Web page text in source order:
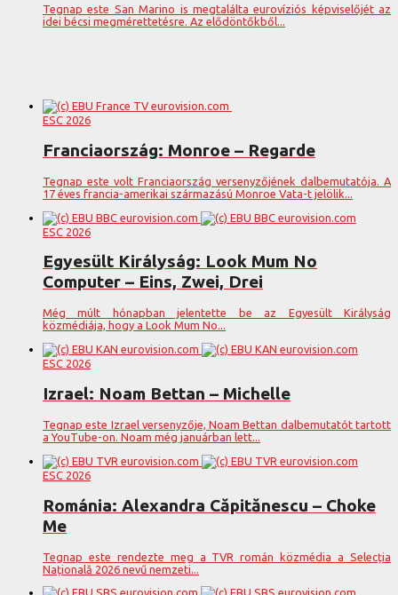
Tegnap este San Marino is megtalálta eurovíziós képviselőjét az
idei bécsi megmérettetésre. Az elődöntőkből...
ESC 2026
Franciaország: Monroe – Regarde
Tegnap este volt Franciaország versenyzőjének dalbemutatója. A
17 éves francia-amerikai származású Monroe Vata-t jelölik...
ESC 2026
Egyesült Királyság: Look Mum No
Computer – Eins, Zwei, Drei
Még múlt hónapban jelentette be az Egyesült Királyság
közmédiája, hogy a Look Mum No...
ESC 2026
Izrael: Noam Bettan – Michelle
Tegnap este Izrael versenyzője, Noam Bettan dalbemutatót tartott
a YouTube-on. Noam még januárban lett...
ESC 2026
Románia: Alexandra Căpitănescu – Choke
Me
Tegnap este rendezte meg a TVR román közmédia a Selecția
Națională 2026 nevű nemzeti...